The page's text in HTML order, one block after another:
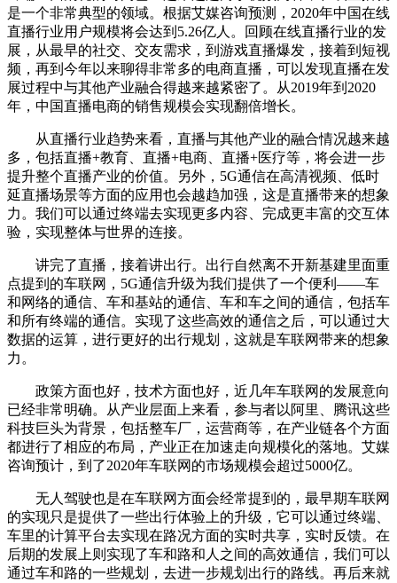
是一个非常典型的领域。根据艾媒咨询预测，2020年中国在线
直播行业用户规模将会达到5.26亿人。回顾在线直播行业的发
展，从最早的社交、交友需求，到游戏直播爆发，接着到短视
频，再到今年以来聊得非常多的电商直播，可以发现直播在发
展过程中与其他产业融合得越来越紧密了。从2019年到2020
年，中国直播电商的销售规模会实现翻倍增长。
从直播行业趋势来看，直播与其他产业的融合情况越来越
多，包括直播+教育、直播+电商、直播+医疗等，将会进一步
提升整个直播产业的价值。另外，5G通信在高清视频、低时
延直播场景等方面的应用也会越趋加强，这是直播带来的想象
力。我们可以通过终端去实现更多内容、完成更丰富的交互体
验，实现整体与世界的连接。
讲完了直播，接着讲出行。出行自然离不开新基建里面重
点提到的车联网，5G通信升级为我们提供了一个便利——车
和网络的通信、车和基站的通信、车和车之间的通信，包括车
和所有终端的通信。实现了这些高效的通信之后，可以通过大
数据的运算，进行更好的出行规划，这就是车联网带来的想象
力。
政策方面也好，技术方面也好，近几年车联网的发展意向
已经非常明确。从产业层面上来看，参与者以阿里、腾讯这些
科技巨头为背景，包括整车厂，运营商等，在产业链各个方面
都进行了相应的布局，产业正在加速走向规模化的落地。艾媒
咨询预计，到了2020年车联网的市场规模会超过5000亿。
无人驾驶也是在车联网方面会经常提到的，最早期车联网
的实现只是提供了一些出行体验上的升级，它可以通过终端、
车里的计算平台去实现在路况方面的实时共享，实时反馈。在
后期的发展上则实现了车和路和人之间的高效通信，我们可以
通过车和路的一些规划，去进一步规划出行的路线。再后来就